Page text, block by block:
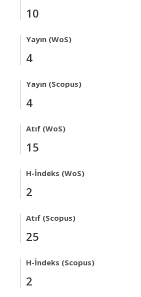
10
Yayın (WoS)
4
Yayın (Scopus)
4
Atıf (WoS)
15
H-İndeks (WoS)
2
Atıf (Scopus)
25
H-İndeks (Scopus)
2